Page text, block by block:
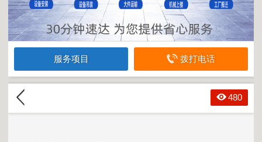
服务项目 拨打电话
480